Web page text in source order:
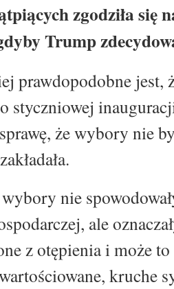
zgodziła się
Trump
prawdopodobne jest,
styczniowej
że wybory nie
nie
ale
z otępienia i może
kruche